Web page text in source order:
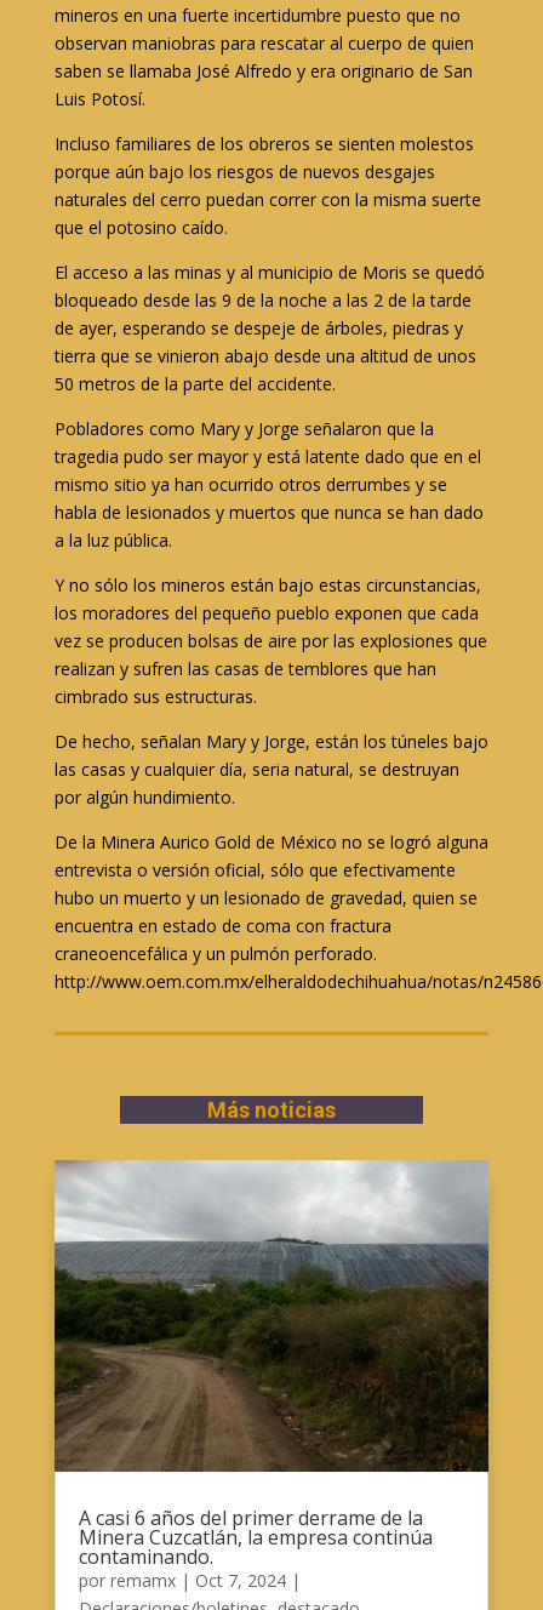
mineros en una fuerte incertidumbre puesto que no
observan maniobras para rescatar al cuerpo de quien
saben se llamaba José Alfredo y era originario de San
Luis Potosí.
Incluso familiares de los obreros se sienten molestos
porque aún bajo los riesgos de nuevos desgajes
naturales del cerro puedan correr con la misma suerte
que el potosino caído.
El acceso a las minas y al municipio de Moris se quedó
bloqueado desde las 9 de la noche a las 2 de la tarde
de ayer, esperando se despeje de árboles, piedras y
tierra que se vinieron abajo desde una altitud de unos
50 metros de la parte del accidente.
Pobladores como Mary y Jorge señalaron que la
tragedia pudo ser mayor y está latente dado que en el
mismo sitio ya han ocurrido otros derrumbes y se
habla de lesionados y muertos que nunca se han dado
a la luz pública.
Y no sólo los mineros están bajo estas circunstancias,
los moradores del pequeño pueblo exponen que cada
vez se producen bolsas de aire por las explosiones que
realizan y sufren las casas de temblores que han
cimbrado sus estructuras.
De hecho, señalan Mary y Jorge, están los túneles bajo
las casas y cualquier día, seria natural, se destruyan
por algún hundimiento.
De la Minera Aurico Gold de México no se logró alguna
entrevista o versión oficial, sólo que efectivamente
hubo un muerto y un lesionado de gravedad, quien se
encuentra en estado de coma con fractura
craneoencefálica y un pulmón perforado.
http://www.oem.com.mx/elheraldodechihuahua/notas/
Más noticias
A casi 6 años del primer derrame de la
Minera Cuzcatlán, la empresa continúa
contaminando.
por remamx| Oct 7, 2024|